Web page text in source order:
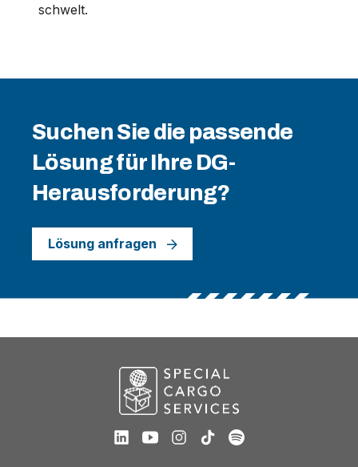
schwelt.
Suchen Sie die passende
Lösung für Ihre DG-
Herausforderung?
Lösung anfragen